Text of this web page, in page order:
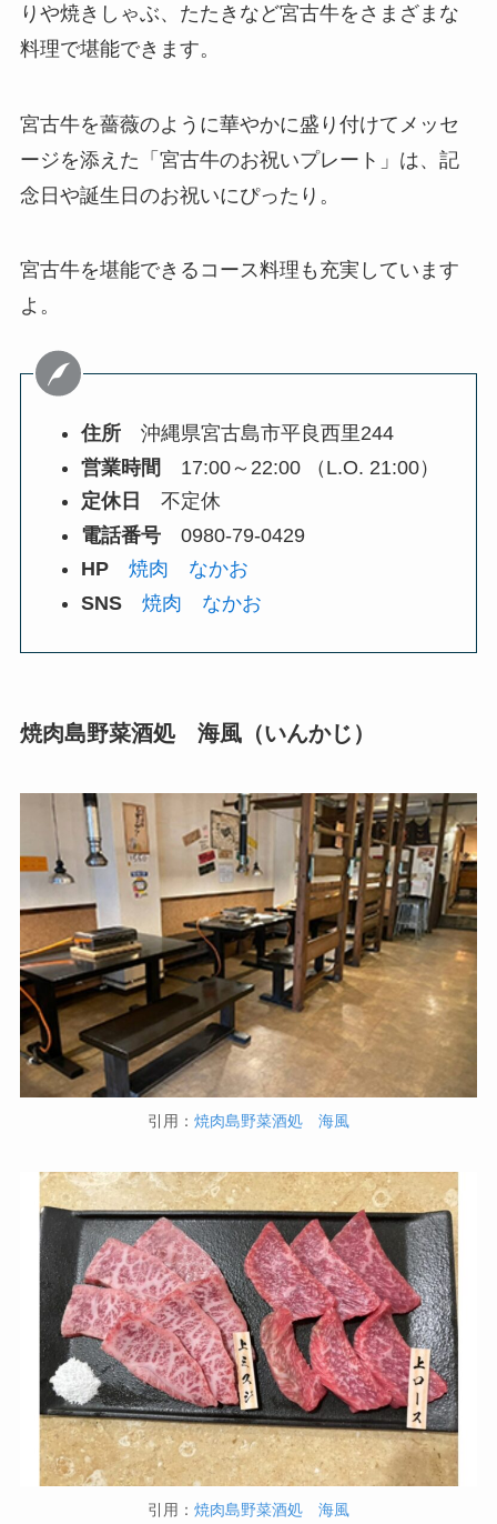
りや焼きしゃぶ、たたきなど宮古牛をさまざまな
料理で堪能できます。
宮古牛を薔薇のように華やかに盛り付けてメッセ
ージを添えた「宮古牛のお祝いプレート」は、記
念日や誕生日のお祝いにぴったり。
宮古牛を堪能できるコース料理も充実しています
よ。
住所沖縄県宮古島市平良西里244
営業時間 17:00～22:00 （L.O. 21:00）
定休日
不定休
電話番号0980-79-0429
HP
焼肉 なかお
SNS
焼肉 なかお
焼肉島野菜酒処 海風（いんかじ）
引用： 焼肉島野菜酒処 海風
引用： 焼肉島野菜酒処 海風